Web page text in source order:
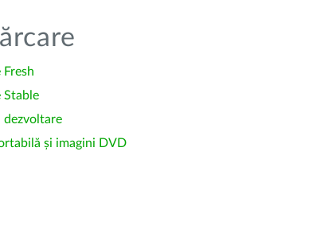
Fresh
Stable
dezvoltare
și imagini DVD